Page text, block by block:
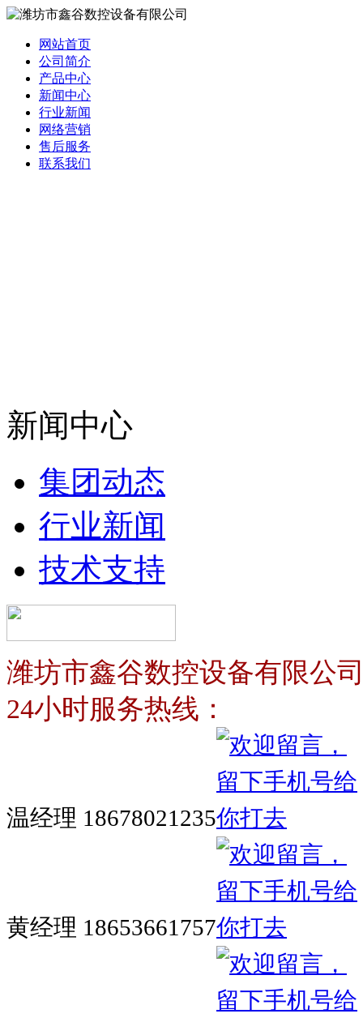
网站首页
公司简介
产品中心
新闻中心
行业新闻
网络营销
售后服务
联系我们
新闻中心
集团动态
行业新闻
技术支持
潍坊市鑫谷数控设备有限公
24小时服务热线：
温经理 18678021235
黄经理 18653661757